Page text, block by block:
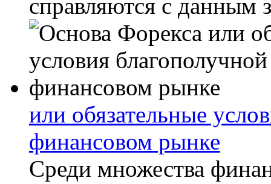
справляются с данным
или обязательные
финансовом рынке
Среди множества